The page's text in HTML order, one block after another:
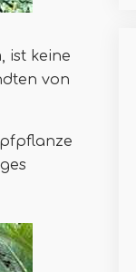
ist keine
von